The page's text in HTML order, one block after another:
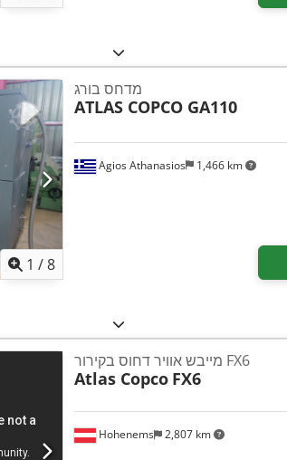
1 /8
Agios Athanasios 1,466 km
מדחס בורג
ATLAS COPCO GA110
Hohenems 2,807 km
מייבש אוויר דחוס בקירור FX6
Atlas Copco FX6